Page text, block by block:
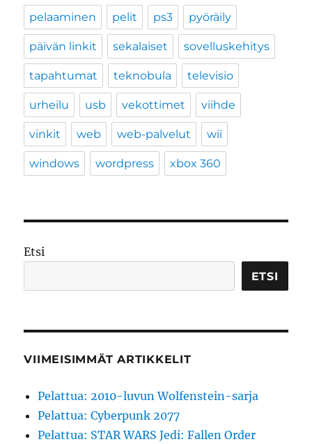
pelaaminen pelit ps3 pyöräily
päivän linkit sekalaiset sovelluskehitys
tapahtumat teknobula televisio
urheilu usb vekottimet viihde
vinkit web web-palvelut wii
windows wordpress xbox 360
Etsi
ETSI
VIIMEISIMMÄT ARTIKKELIT
Pelattua: 2010-luvun Wolfenstein-sarja
Pelattua: Cyberpunk 2077
Pelattua: STAR WARS Jedi: Fallen Order